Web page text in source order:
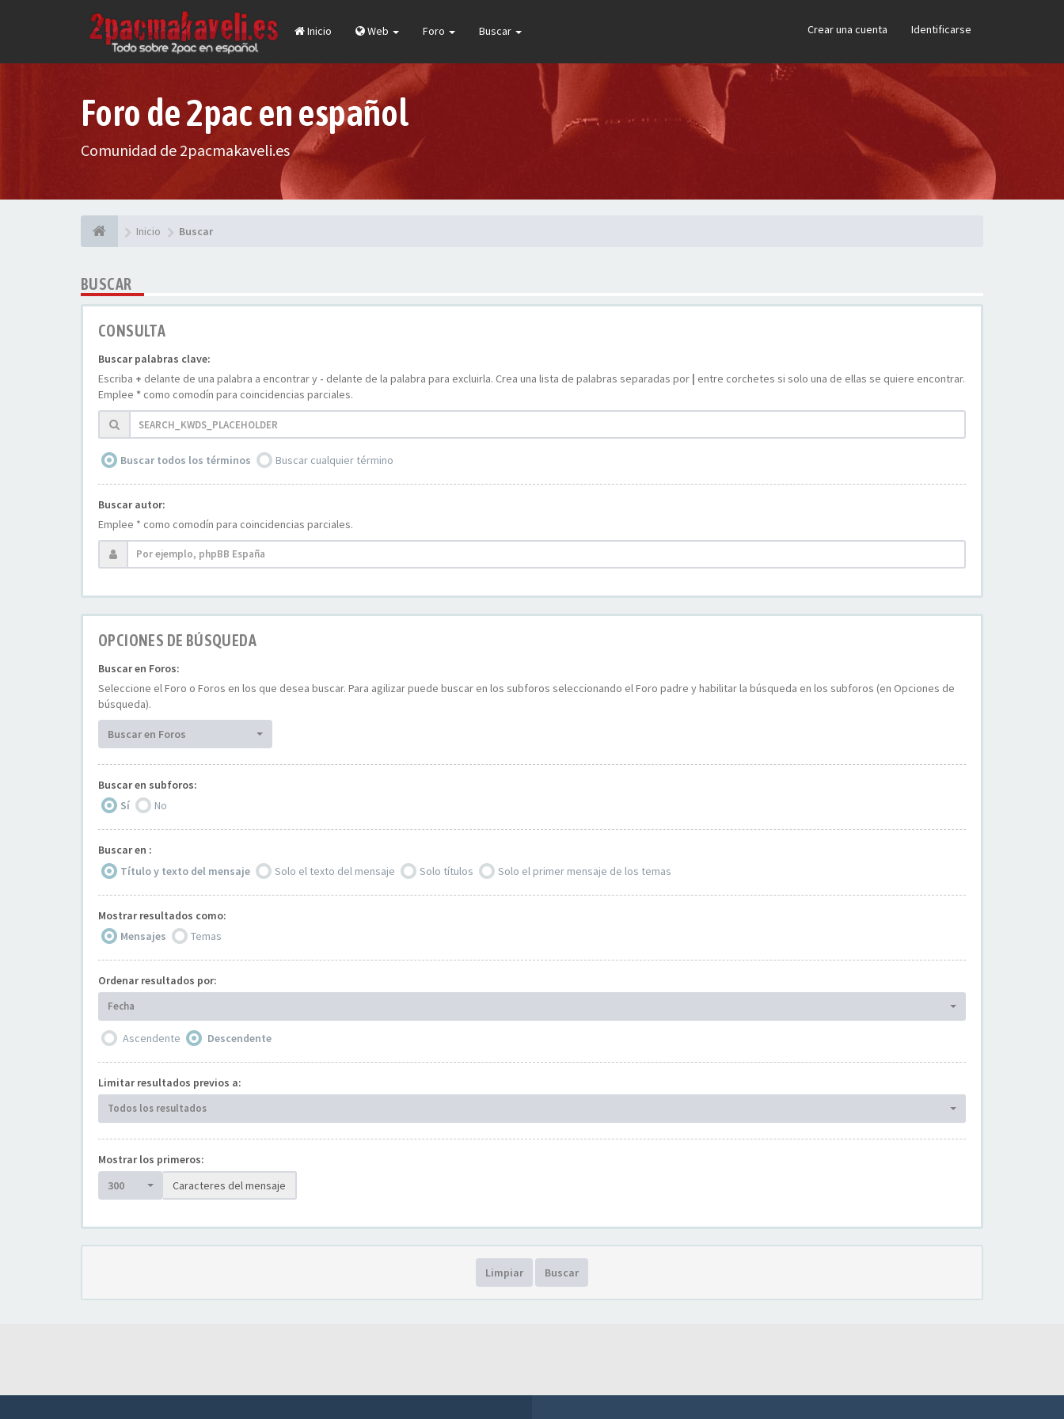
Inicio Web Foro Buscar Crear una cuenta Identificarse
Foro de 2pac en español
Comunidad de 2pacmakaveli.es
Inicio Buscar
BUSCAR
CONSULTA
Buscar palabras clave:
Escriba + delante de una palabra a encontrar y - delante de la palabra para excluirla. Crea una lista de palabras separadas por | entre corchetes si solo una de ellas se quiere encontrar.
Emplee * como comodín para coincidencias parciales.
Buscar todos los términos Buscar cualquier término
Buscar autor:
Emplee * como comodín para coincidencias parciales.
OPCIONES DE BÚSQUEDA
Buscar en Foros:
Seleccione el Foro o Foros en los que desea buscar. Para agilizar puede buscar en los subforos seleccionando el Foro padre y habilitar la búsqueda en los subforos (en Opciones de
búsqueda).
Buscar en Foros
Buscar en subforos:
Sí
No
Buscar en :
Título y texto del mensaje
Solo el texto del mensaje Solo títulos Solo el primer mensaje de los temas
Mostrar resultados como:
Mensajes
Temas
Ordenar resultados por:
Fecha
Ascendente Descendente
Limitar resultados previos a:
Todos los resultados
Mostrar los primeros:
300
Caracteres del mensaje
Limpiar Buscar